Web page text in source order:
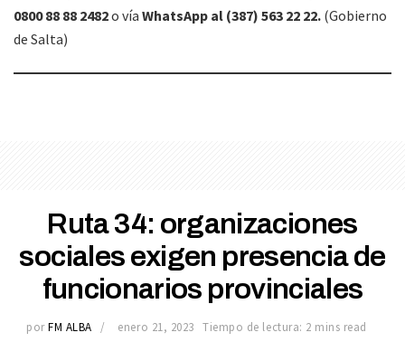
0800 88 88 2482o vía WhatsApp al (387) 563 22 22. (Gobierno
de Salta)
Ruta 34: organizaciones
sociales exigen presencia de
funcionarios provinciales
por FM ALBA enero 21, 2023 Tiempo de lectura: 2 mins read